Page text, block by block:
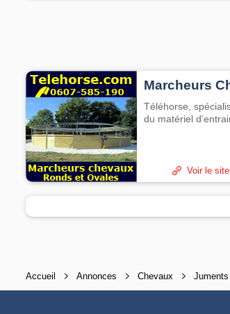
Marcheurs
Téléhorse,
du matériel
Voir le site
Accueil Annonces Chevaux Juments